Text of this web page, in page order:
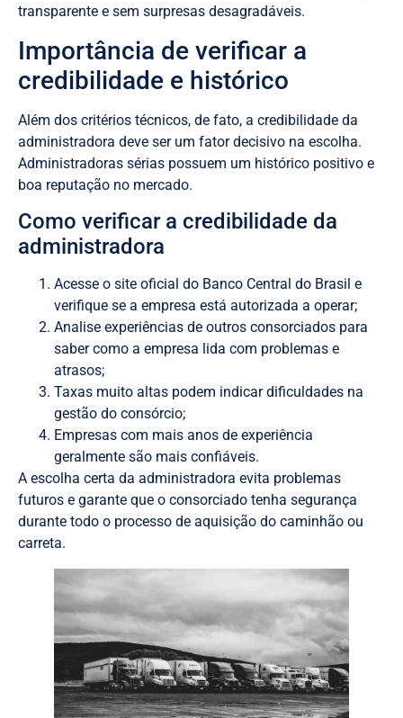
transparente e sem surpresas desagradáveis.
Importância de verificar a
credibilidade e histórico
Além dos critérios técnicos, de fato, a credibilidade da
administradora deve ser um fator decisivo na escolha.
Administradoras sérias possuem um histórico positivo e
boa reputação no mercado.
Como verificar a credibilidade da
administradora
Acesse o site oficial do Banco Central do Brasil e
verifique se a empresa está autorizada a operar;
Analise experiências de outros consorciados para
saber como a empresa lida com problemas e
atrasos;
Taxas muito altas podem indicar dificuldades na
gestão do consórcio;
Empresas com mais anos de experiência
geralmente são mais confiáveis.
A escolha certa da administradora evita problemas
futuros e garante que o consorciado tenha segurança
durante todo o processo de aquisição do caminhão ou
carreta.